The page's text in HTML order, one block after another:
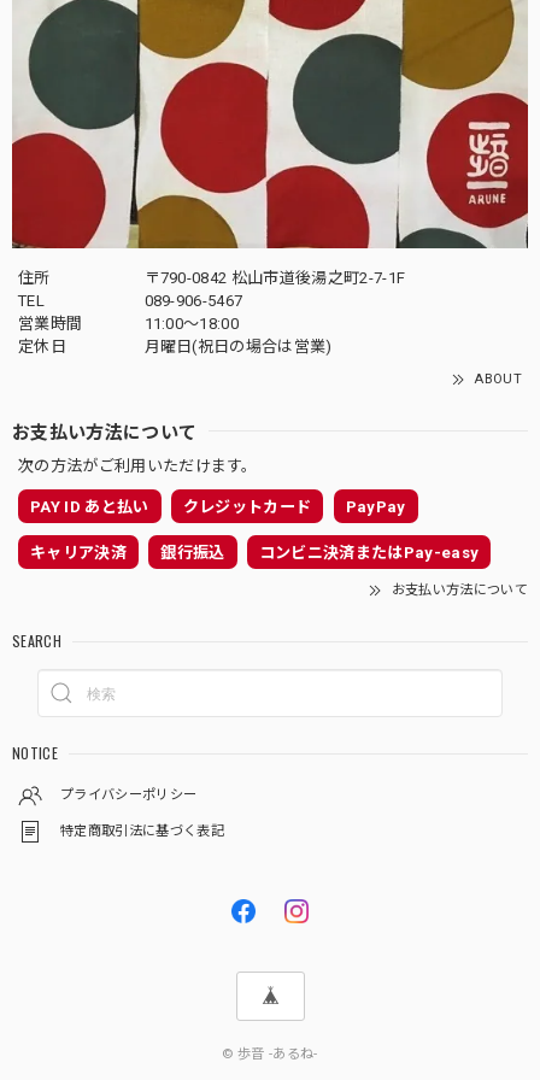
住所
〒790-0842 松山市道後湯之町2-7-1F
TEL
089-906-5467
営業時間
11:00〜18:00
定休日
月曜日(祝日の場合は営業)
ABOUT
お支払い方法について
次の方法がご利用いただけます。
PAY ID あと払い クレジットカード PayPay
キャリア決済 銀行振込 コンビニ決済またはPay-easy
お支払い方法について
SEARCH
NOTICE
プライバシーポリシー
特定商取引法に基づく表記
© 歩音 -あるね-